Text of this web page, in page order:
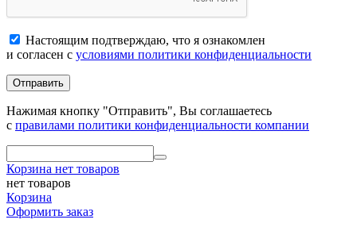
Настоящим подтверждаю, что я ознакомлен
и согласен с условиями политики конфиденциальности
Отправить
Нажимая кнопку "Отправить", Вы соглашаетесь
с правилами политики конфиденциальности компании
Корзина нет товаров
нет товаров
Корзина
Оформить заказ